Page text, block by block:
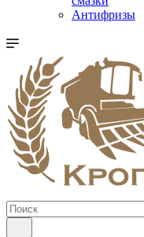
Антифризы